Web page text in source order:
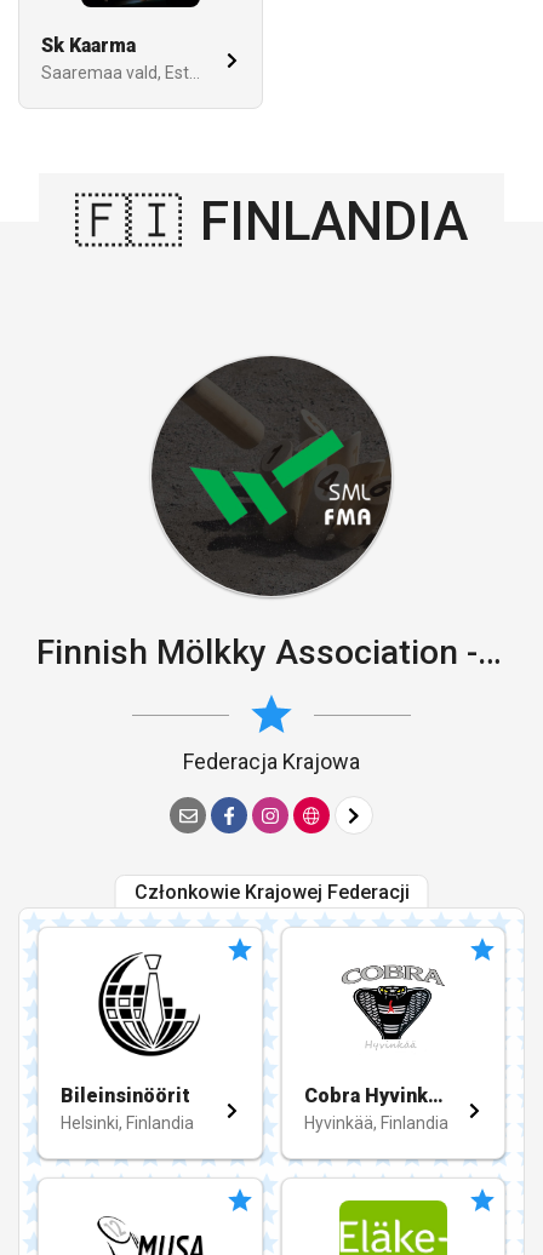
Sk Kaarma
🇫🇮 FINLANDIA
Finnish Mölkky Association - Mölkkyliitto
Federacja Krajowa
Członkowie Krajowej Federacji
Bileinsinöörit
Helsinki, Finlandia
Cobra Hyvinkäää
Hyvinkää, Finlandia